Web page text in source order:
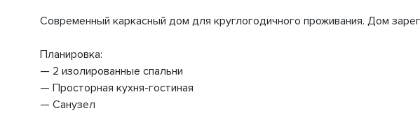
Современный каркасный дом для круглогодичного проживания. Дом
Планировка:
— 2 изолированные спальни
— Просторная кухня-гостиная
— Санузел